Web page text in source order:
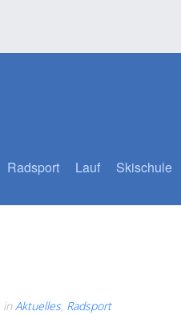
Radsport Lauf Skischule
inAktuelles, Radsport